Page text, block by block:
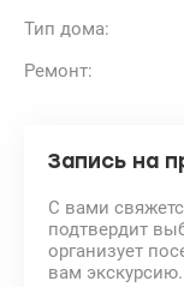
Тип дома:
Ремонт:
Запись на
С вами
подтвердит
организует
вам экскурсию.